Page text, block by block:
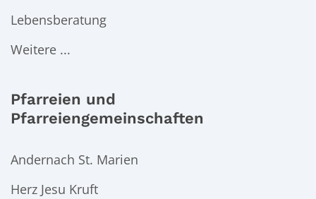
Lebensberatung
Weitere ...
Pfarreien und
Pfarreiengemeinschaften
Andernach St. Marien
Herz Jesu Kruft